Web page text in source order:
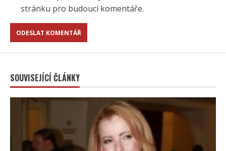
stránku pro budoucí komentáře.
SOUVISEJÍCÍ ČLÁNKY